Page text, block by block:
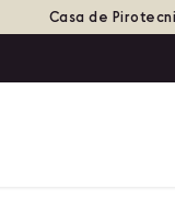
Casa de